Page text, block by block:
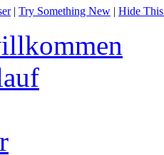
| Try Something New | Hide